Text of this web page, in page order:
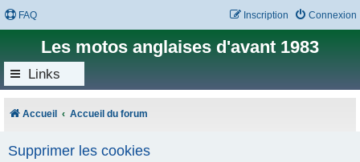
FAQ Connexion
Inscription
Les motos anglaises d'avant 1983
Links
Accueil Accueil du forum
Supprimer les cookies